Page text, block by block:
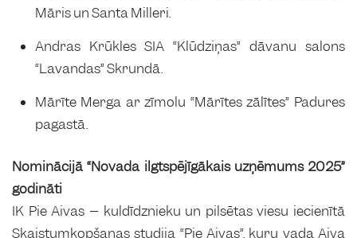
Māris un Santa Milleri.
Andras Krūkles SIA “Klūdziņas” dāvanu salons
“Lavandas” Skrundā.
Mārīte Merga ar zīmolu “Mārītes zālītes” Padures
pagastā.
Nominācijā “Novada ilgtspējīgākais uzņēmums 2025”
godināti
IK Pie Aivas – kuldīdznieku un pilsētas viesu iecienītā
Skaistumkopšanas studija “Pie Aivas”, kuru vada Aiva